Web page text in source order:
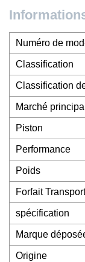
Numéro de
Classification
Classification
Marché principal
Piston
Performance
Poids
Forfait Transport
spécification
Marque
Origine